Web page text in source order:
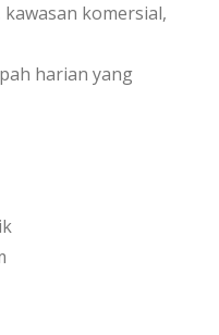
komersial,
harian yang